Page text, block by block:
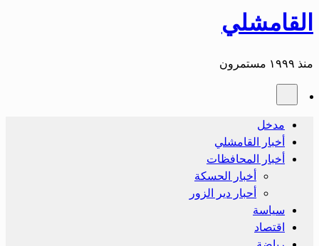
القامشلي
منذ ١٩٩٩ مستمرون
مدخل
أخبار القامشلي
أخبار المحافظات
أخبار الحسكة
أحبار دير الزور
سياسة
اقتصاد